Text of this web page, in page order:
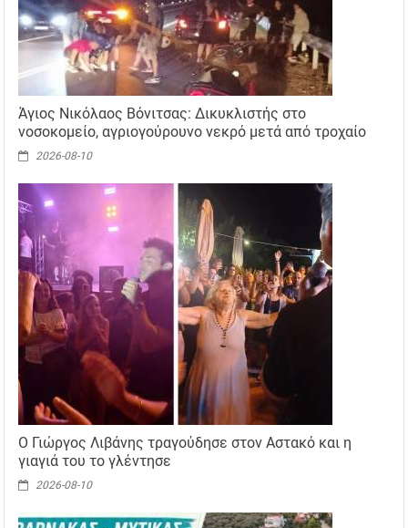
Άγιος Νικόλαος Βόνιτσας: Δικυκλιστής στο
νοσοκομείο, αγριογούρουνο νεκρό μετά από τροχαίο
2026-08-10
Ο Γιώργος Λιβάνης τραγούδησε στον Αστακό και η
γιαγιά του το γλέντησε
2026-08-10